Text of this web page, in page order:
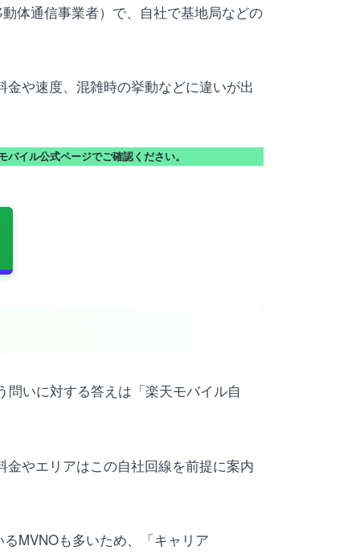
体通信事業者）で、自社で基地局などの
や速度、混雑時の挙動などに違いが出
イル公式ページでご確認ください。
いに対する答えは「楽天モバイル自
やエリアはこの自社回線を前提に案内
MVNOも多いため、「キャリア